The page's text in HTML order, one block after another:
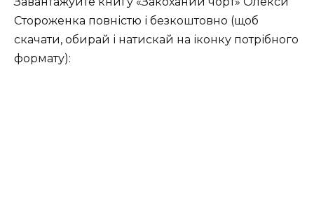
Стороженка повністю і безкоштовно (щоб
скачати, обирай і натискай на іконку потрібного
формату):